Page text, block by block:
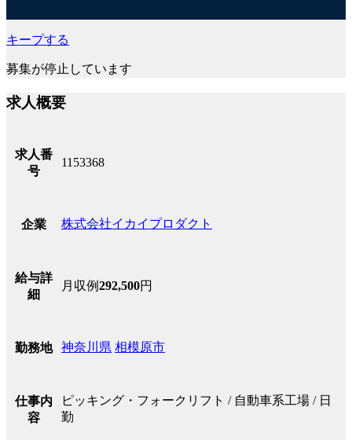
キープする
募集が停止しています
求人概要
求人番
号
1153368
企業 株式会社イカイプロダクト
給与詳
細
月収例292,500円
勤務地 神奈川県 相模原市
仕事内
容
ピッキング・フォークリフト / 自動車系工場 / 日
勤